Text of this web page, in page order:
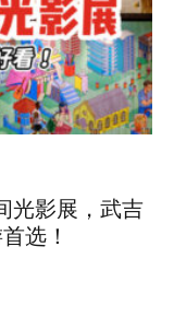
光影展，武吉
选！